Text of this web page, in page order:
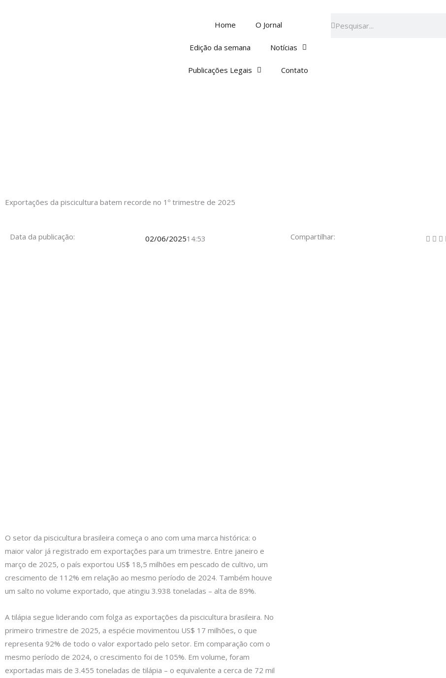
Home O Jornal
Edição da semana Notícias
Publicações Legais Contato
Exportações da piscicultura batem recorde no 1º trimestre de 2025
Data da publicação: 02/06/202514:53
O setor da piscicultura brasileira começa o ano com uma marca histórica: o
maior valor já registrado em exportações para um trimestre. Entre janeiro e
março de 2025, o país exportou US$ 18,5 milhões em pescado de cultivo, um
crescimento de 112% em relação ao mesmo período de 2024. Também houve
um salto no volume exportado, que atingiu 3.938 toneladas – alta de 89%.
A tilápia segue liderando com folga as exportações da piscicultura brasileira. No
primeiro trimestre de 2025, a espécie movimentou US$ 17 milhões, o que
representa 92% de todo o valor exportado pelo setor. Em comparação com o
mesmo período de 2024, o crescimento foi de 105%. Em volume, foram
exportadas mais de 3.455 toneladas de tilápia – o equivalente a cerca de 72 mil
Compartilhar: